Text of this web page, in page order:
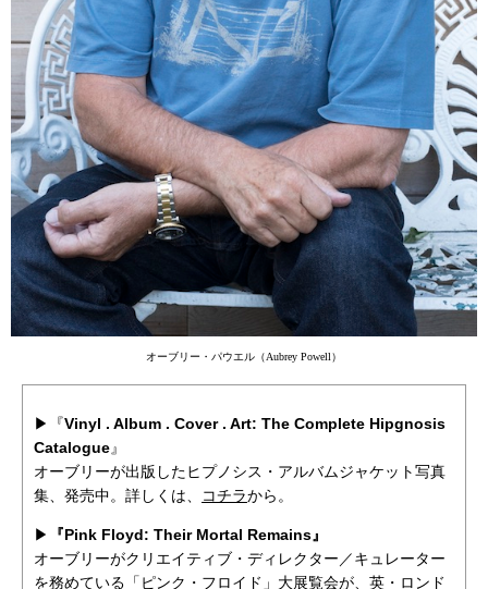
オーブリー・パウエル（Aubrey Powell）
▶︎『Vinyl . Album . Cover . Art: The Complete Hipgnosis
Catalogue』
オーブリーが出版したヒプノシス・アルバムジャケット写真
集、発売中。詳しくは、
コチラから。
▶︎
『Pink Floyd: Their Mortal Remains』
オーブリーがクリエイティブ・ディレクター／キュレーター
を務めている「ピンク・フロイド」大展覧会が、英・ロンド